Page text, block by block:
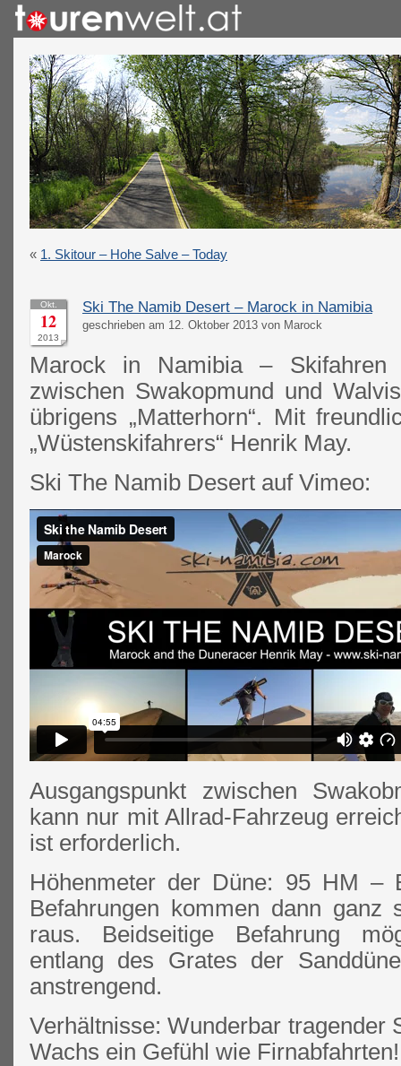
« 1. Skitour – Hohe Salve – Today
Okt.
12
2013
Ski The Namib Desert – Marock in Namibia
geschrieben am 12. Oktober 2013 von Marock
Marock in Namibia –
zwischen Swakopmund und
übrigens „Matterhorn“. Mit
„Wüstenskifahrers“ Henrik May.
Ski The Namib Desert auf Vimeo:
Ausgangspunkt zwischen
kann nur mit Allrad-Fahrzeug
ist erforderlich.
Höhenmeter der Düne: 95 HM –
Befahrungen kommen dann ganz
raus. Beidseitige Befahrung
entlang des Grates der
anstrengend.
Verhältnisse: Wunderbar
Wachs ein Gefühl wie Firnabfahrten!